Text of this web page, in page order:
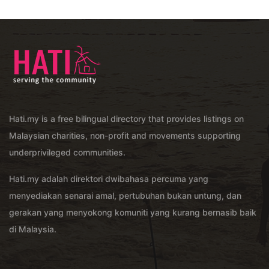
Hati.my is a free bilingual directory that provides listings on
Malaysian charities, non-profit and movements supporting
underprivileged communities.
Hati.my adalah direktori dwibahasa percuma yang
menyediakan senarai amal, pertubuhan bukan untung, dan
gerakan yang menyokong komuniti yang kurang bernasib baik
di Malaysia.